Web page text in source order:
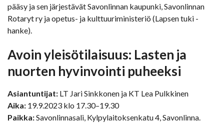
pääsy ja sen järjestävät Savonlinnan kaupunki, Savonlinnan
Rotaryt ry ja opetus- ja kulttuuriministeriö (Lapsen tuki -
hanke).
Avoin yleisötilaisuus: Lasten ja
nuorten hyvinvointi puheeksi
Asiantuntijat: LT Jari Sinkkonen ja KT Lea Pulkkinen
Aika: 19.9.2023 klo 17.30–19.30
Paikka:Savonlinnasali, Kylpylaitoksenkatu 4, Savonlinna.